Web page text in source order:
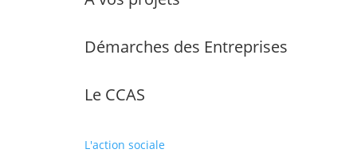
Démarches des Entreprises
Le CCAS
L'action sociale